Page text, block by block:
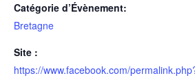
Catégorie d’Évènement:
Bretagne
Site :
https://www.facebook.com/